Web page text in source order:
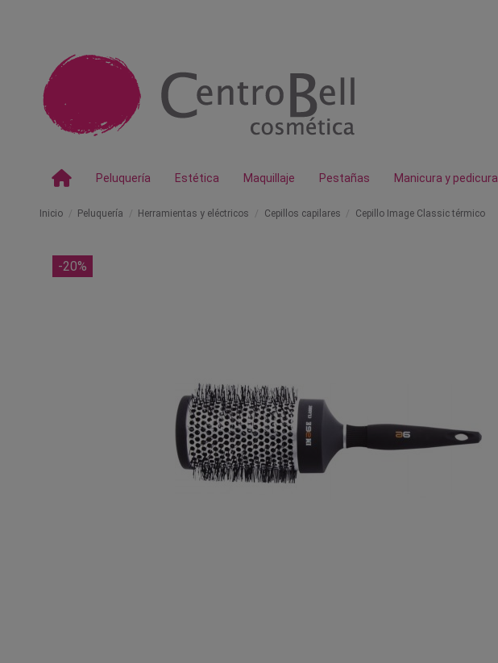
Peluquería Estética Maquillaje Pestañas Manicura y pedicura
Inicio Peluquería Herramientas y eléctricos Cepillos capilares Cepillo Image Classic térmico
-20%